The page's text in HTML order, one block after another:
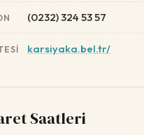
(0232) 324 53 57
karsiyaka.bel.tr/
Saatleri